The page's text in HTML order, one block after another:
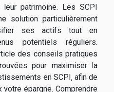
patrimoine. Les SCPI
solution particulièrement
ses actifs tout en
potentiels réguliers.
des conseils pratiques
pour maximiser la
en SCPI, afin de
épargne. Comprendre